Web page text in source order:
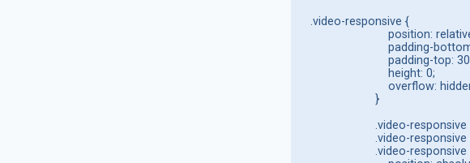
.video-responsive {